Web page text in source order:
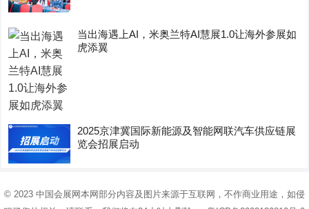
当出海遇上AI，米奥兰特AI慧展1.0让海外参展如
虎添翼
2025京津冀国际新能源及智能网联汽车供应链展
览会招展启动
© 2023 中国会展网本网部分内容及图片来源于互联网，不作商业用途，如侵